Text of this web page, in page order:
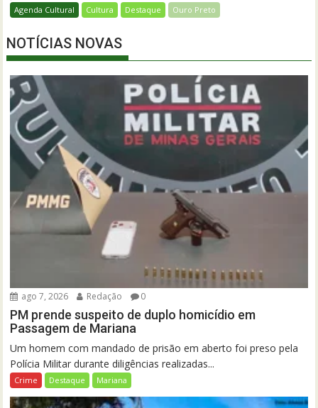
Agenda Cultural Cultura Destaque Ouro Preto
NOTÍCIAS NOVAS
ago 7, 2026 Redação 0
PM prende suspeito de duplo homicídio em
Passagem de Mariana
Um homem com mandado de prisão em aberto foi preso pela
Polícia Militar durante diligências realizadas...
Crime Destaque Mariana